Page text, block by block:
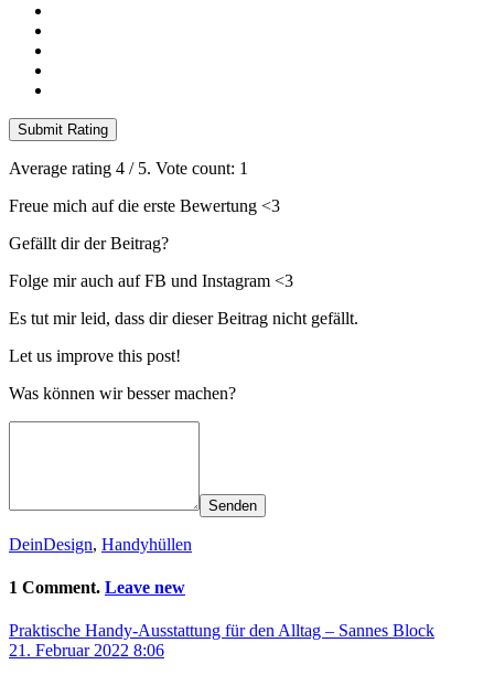
Submit Rating
Average rating 4 / 5. Vote count: 1
Freue mich auf die erste Bewertung <3
Gefällt dir der Beitrag?
Folge mir auch auf FB und Instagram <3
Es tut mir leid, dass dir dieser Beitrag nicht gefällt.
Let us improve this post!
Was können wir besser machen?
Senden
DeinDesign, Handyhüllen
1 Comment. Leave new
Praktische Handy-Ausstattung für den Alltag – Sannes Block
21. Februar 2022 8:06